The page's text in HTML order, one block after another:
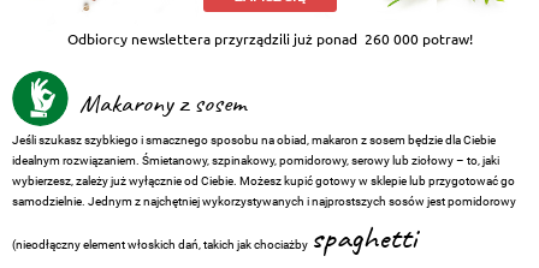
Odbiorcy newslettera przyrządzili już ponad 260 000 potraw!
Makarony z sosem
Jeśli szukasz szybkiego i smacznego sposobu na obiad, makaron z sosem będzie dla Ciebie
idealnym rozwiązaniem. Śmietanowy, szpinakowy, pomidorowy, serowy lub ziołowy – to, jaki
wybierzesz, zależy już wyłącznie od Ciebie. Możesz kupić gotowy w sklepie lub przygotować go
samodzielnie. Jednym z najchętniej wykorzystywanych i najprostszych sosów jest pomidorowy
(nieodłączny element włoskich dań, takich jak chociażby spaghetti